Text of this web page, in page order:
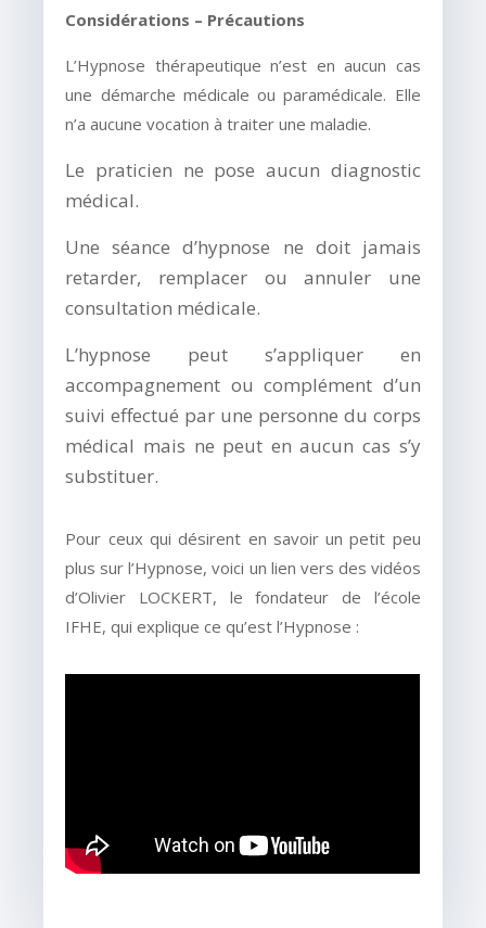
Considérations – Précautions
L’Hypnose thérapeutique n’est en aucun cas
une démarche médicale ou paramédicale. Elle
n’a aucune vocation à traiter une maladie.
Le praticien ne pose aucun diagnostic
médical.
Une séance d’hypnose ne doit jamais
retarder, remplacer ou annuler une
consultation médicale.
L’hypnose peut s’appliquer en
accompagnement ou complément d’un
suivi effectué par une personne du corps
médical mais ne peut en aucun cas s’y
substituer.
Pour ceux qui désirent en savoir un petit peu
plus sur l’Hypnose, voici un lien vers des vidéos
d’Olivier LOCKERT, le fondateur de l’école
IFHE, qui explique ce qu’est l’Hypnose :